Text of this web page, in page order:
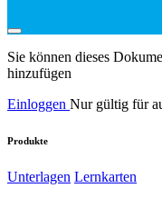
Sie können dieses
hinzufügen
Einloggen Nur gültig für
Produkte
Unterlagen Lernkarten